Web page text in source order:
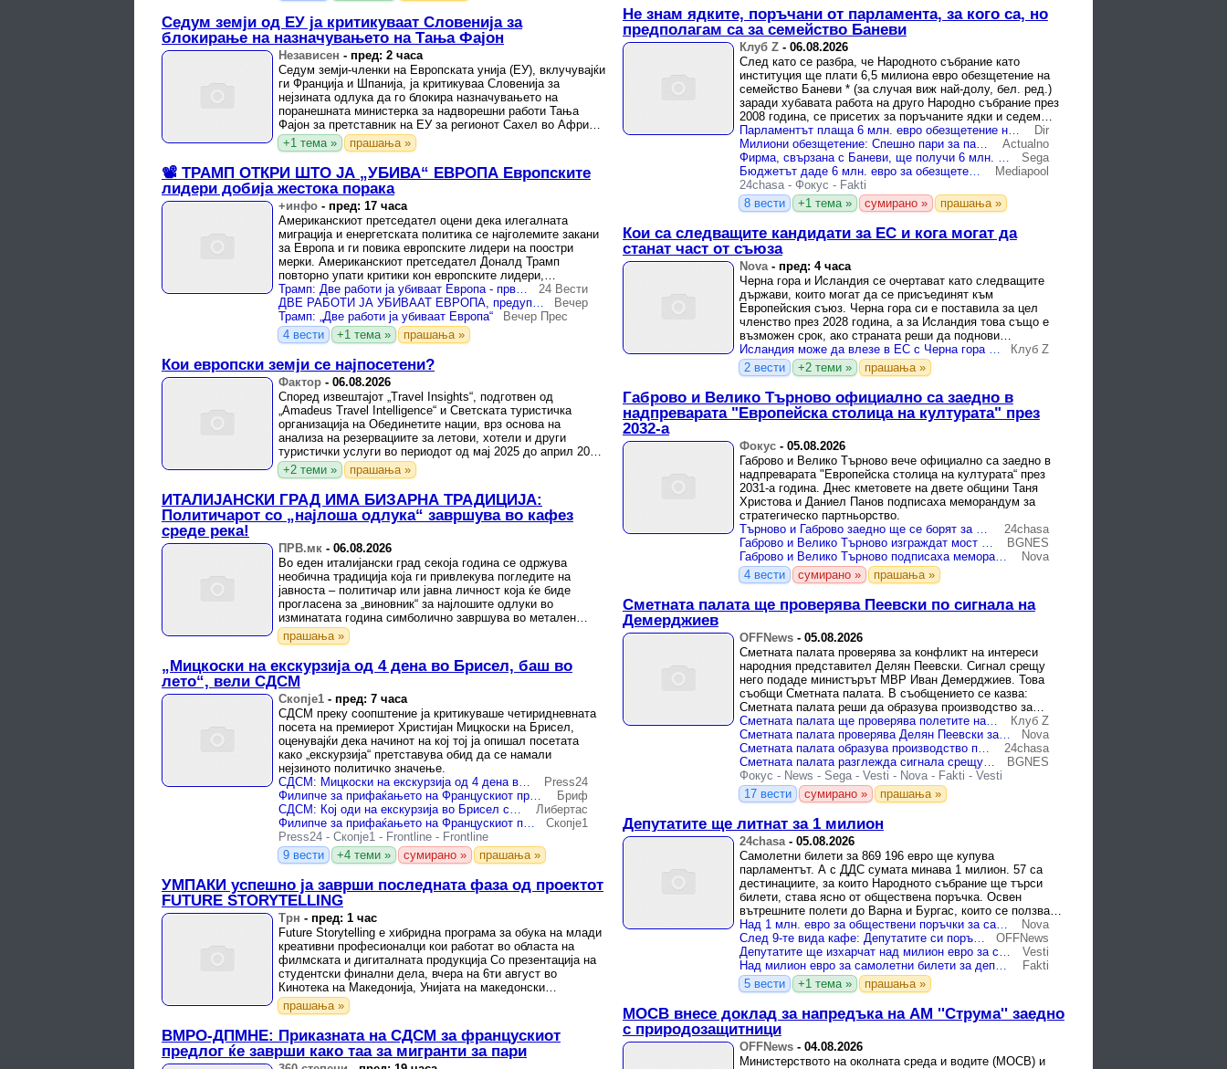
Седум земји од ЕУ ја критикуваат Словенија за
блокирање на назначувањето на Тања Фајон
Независен - пред: 2 часа
Седум земји-членки на Европската унија (ЕУ), вклучувајќи
ги Франција и Шпанија, ја критикуваа Словенија за
нејзината одлука да го блокира назначувањето на
поранешната министерка за надворешни работи Тања
Фајон за претставник на ЕУ за регионот Сахел во Африка,
објавува Euractiv, ...
+1 тема » прашања »
📽️ ТРАМП ОТКРИ ШТО ЈА „УБИВА“ ЕВРОПА Европските
лидери добија жестока порака
+инфо - пред: 17 часа
Американскиот претседател оцени дека илегалната
миграција и енергетската политика се најголемите закани
за Европа и ги повика европските лидери на поостри
мерки. Американскиот претседател Доналд Трамп
повторно упати критики кон европските лидери,
оценувајќи дека илегалната ...
Трамп: Две работи ја убиваат Европа - првата е имиграцијата, втората е енергијата
24 Вести
ДВЕ РАБОТИ ЈА УБИВААТ ЕВРОПА, предупредува Трамп
Вечер
Трамп: „Две работи ја убиваат Европа“
Вечер Прес
4 вести
+1 тема » прашања »
Кои европски земји се најпосетени?
Фактор - 06.08.2026
Според извештајот „Travel Insights“, подготвен од
„Amadeus Travel Intelligence“ и Светската туристичка
организација на Обединетите нации, врз основа на
анализа на резервациите за летови, хотели и други
туристички услуги во периодот од мај 2025 до април 2026
година, европските ...
+2 теми » прашања »
ИТАЛИЈАНСКИ ГРАД ИМА БИЗАРНА ТРАДИЦИЈА:
Политичарот со „најлоша одлука“ завршува во кафез
среде река!
ПРВ.мк - 06.08.2026
Во еден италијански град секоја година се одржува
необична традиција која ги привлекува погледите на
јавноста – политичар или јавна личност која ќе биде
прогласена за „виновник“ за најлошите одлуки во
изминатата година симболично завршува во метален
кафез потопен во ладна река.
прашања »
„Мицкоски на екскурзија од 4 дена во Брисел, баш во
лето“, вели СДСМ
Скопје1 - пред: 7 часа
СДСМ преку соопштение ја критикуваше четиридневната
посета на премиерот Христијан Мицкоски на Брисел,
оценувајќи дека начинот на кој тој ја опишал посетата
како „екскурзија“ претставува обид да се намали
нејзиното политичко значење.
СДСМ: Мицкоски на екскурзија од 4 дена во Брисел – тој тргнал да води тајни преговори
Press24
Филипче за прифаќањето на Францускиот предлог од власта: Кој оди на екскурзија во лето, во Брисел?
Бриф
СДСМ: Кој оди на екскурзија во Брисел среде лето? Само оној што има таен план „под радарот“
Либертас
Филипче за прифаќањето на Францускиот предлог од власта: Кој оди на екскурзија во лето, во Брисел?
Скопје1
Press24 - Скопје1 - Frontline - Frontline
9 вести
+4 теми » сумирано » прашања »
УМПАКИ успешно ја заврши последната фаза од проектот
FUTURE STORYTELLING
Трн - пред: 1 час
Future Storytelling е хибридна програма за обука на млади
креативни професионалци кои работат во областа на
филмската и дигиталната продукција Со презентација на
студентски финални дела, вчера на 6ти август во
Кинотека на Македонија, Унијата на македонски
професионални ...
прашања »
ВМРО-ДПМНЕ: Приказната на СДСМ за францускиот
предлог ќе заврши како таа за мигранти за пари
Не знам ядките, поръчани от парламента, за кого са, но
предполагам са за семейство Баневи
Клуб Z- 06.08.2026
След като се разбра, че Народното събрание като
институция ще плати 6,5 милиона евро обезщетение на
семейство Баневи * (за случая виж най-долу, бел. ред.)
заради хубавата работа на друго Народно събрание през
2008 година, се присетих за поръчаните ядки и седем
вида кафета за 100 ...
Парламентът плаща 6 млн. евро обезщетение на Баневи по спечелено окончателно дело
Dir
Милиони обезщетение: Спешно пари за парламента, за да плати на фирма, свързана с Баневи
Actualno
Фирма, свързана с Баневи, ще получи 6 млн. евро от НС
Sega
Бюджетът даде 6 млн. евро за обезщетение на фирма, управлявана от Евгения Банева
Mediapool
24chasa - Фокус - Fakti
8 вести
+1 тема » сумирано » прашања »
Кои са следващите кандидати за ЕС и кога могат да
станат част от съюза
Nova- пред: 4 часа
Черна гора и Исландия се очертават като следващите
държави, които могат да се присъединят към
Европейския съюз. Черна гора си е поставила за цел
членство през 2028 година, а за Исландия това също е
възможен срок, ако страната реши да поднови
преговорите.
Исландия може да влезе в ЕС с Черна гора през 2028 г.
Клуб Z
2 вести
+2 теми » прашања »
Габрово и Велико Търново официално са заедно в
надпреварата "Европейска столица на културата" през
2032-а
Фокус- 05.08.2026
Габрово и Велико Търново вече официално са заедно в
надпреварата "Европейска столица на културата“ през
2031-а година. Днес кметовете на двете общини Таня
Христова и Даниел Панов подписаха меморандум за
стратегическо партньорство.
Търново и Габрово заедно ще се борят за Европейска културна столица
24chasa
Габрово и Велико Търново изграждат мост към титлата "Европейска столица на културата 2032"
BGNES
Габрово и Велико Търново подписаха меморандум за подготовка за „Европейска столица на културата 2032“ (СНИМКИ)
Nova
4 вести
сумирано » прашања »
Сметната палата ще проверява Пеевски по сигнала на
Демерджиев
OFFNews- 05.08.2026
Сметната палата проверява за конфликт на интереси
народния представител Делян Пеевски. Сигнал срещу
него подаде министърът МВР Иван Демерджиев. Това
съобщи Сметната палата. В съобщението се казва:
Сметната палата реши да образува производство за
конфликт на интереси по отношение ...
Сметната палата ще проверява полетите на... Пеевски
Клуб Z
Сметната палата проверява Делян Пеевски за конфликт на интереси
Nova
Сметната палата образува производство по сигнала за конфликт на интереси при Д. П.
24chasa
Сметната палата разглежда сигнала срещу Делян Пеевски за недекларирани полети
BGNES
Фокус - News - Sega - Vesti - Nova - Fakti - Vesti
17 вести
сумирано » прашања »
Депутатите ще литнат за 1 милион
24chasa- 05.08.2026
Самолетни билети за 869 196 евро ще купува
парламентът. А с ДДС сумата минава 1 милион. 57 са
дестинациите, за които Народното събрание ще търси
билети, става ясно от обществена поръчка. Освен
вътрешните полети до Варна и Бургас, които се ползват
ежеседмично от депутатите по ...
Над 1 млн. евро за обществени поръчки за самолетни билети заделиха депутатите
Nova
След 9-те вида кафе: Депутатите си поръчват самолетни билети за близо 1 млн. евро
OFFNews
Депутатите ще изхарчат над милион евро за самолетни билети
Vesti
Над милион евро за самолетни билети за депутатите на Румен Радев
Fakti
5 вести
+1 тема » прашања »
МОСВ внесе доклад за напредъка на АМ ''Струма'' заедно
с природозащитници
OFFNews- 04.08.2026
Министерството на околната среда и водите (МОСВ) и